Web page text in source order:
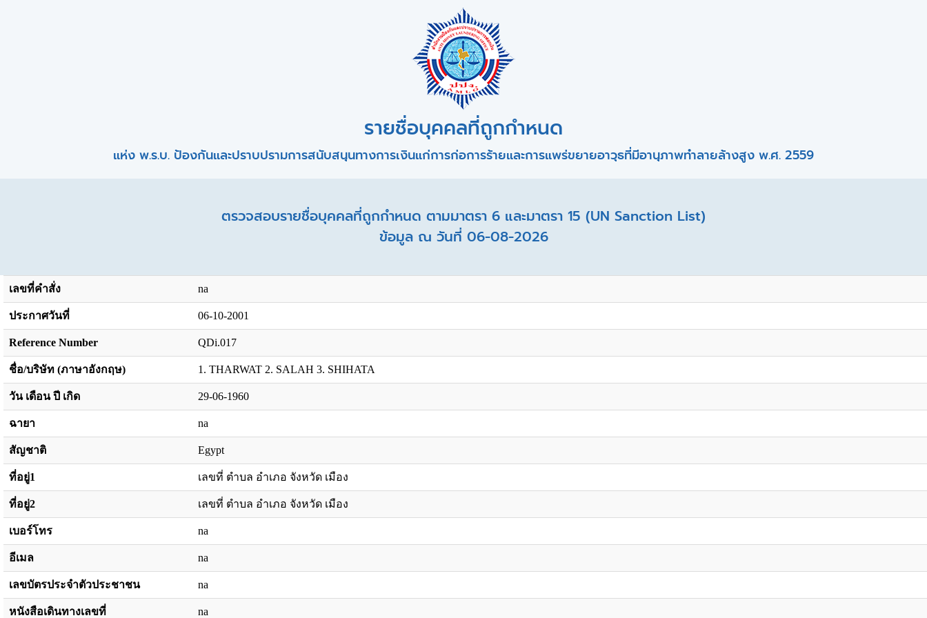
รายชื่อบุคคลที่ถูกกำหนด
แห่ง พ.ร.บ. ป้องกันและปราบปรามการสนับสนุนทางการเงินแก่การก่อการร้ายและการแพร่ขยายอาวุธที่มีอานุภาพทำลายล้างสูง พ.ศ. 2559
ตรวจสอบรายชื่อบุคคลที่ถูกกำหนด ตามมาตรา 6 และมาตรา 15 (UN Sanction List)
ข้อมูล ณ วันที่ 06-08-2026
เลขที่คำสั่ง na
ประกาศวันที่ 06-10-2001
Reference Number QDi.017
ชื่อ/บริษัท (ภาษาอังกฤษ) 1. THARWAT 2. SALAH 3. SHIHATA
วัน เดือน ปี เกิด 29-06-1960
ฉายา na
สัญชาติ Egypt
ที่อยู่1 เลขที่ ตำบล อำเภอ จังหวัด เมือง
ที่อยู่2 เลขที่ ตำบล อำเภอ จังหวัด เมือง
เบอร์โทร na
อีเมล na
เลขบัตรประจำตัวประชาชน na
หนังสือเดินทางเลขที่ na